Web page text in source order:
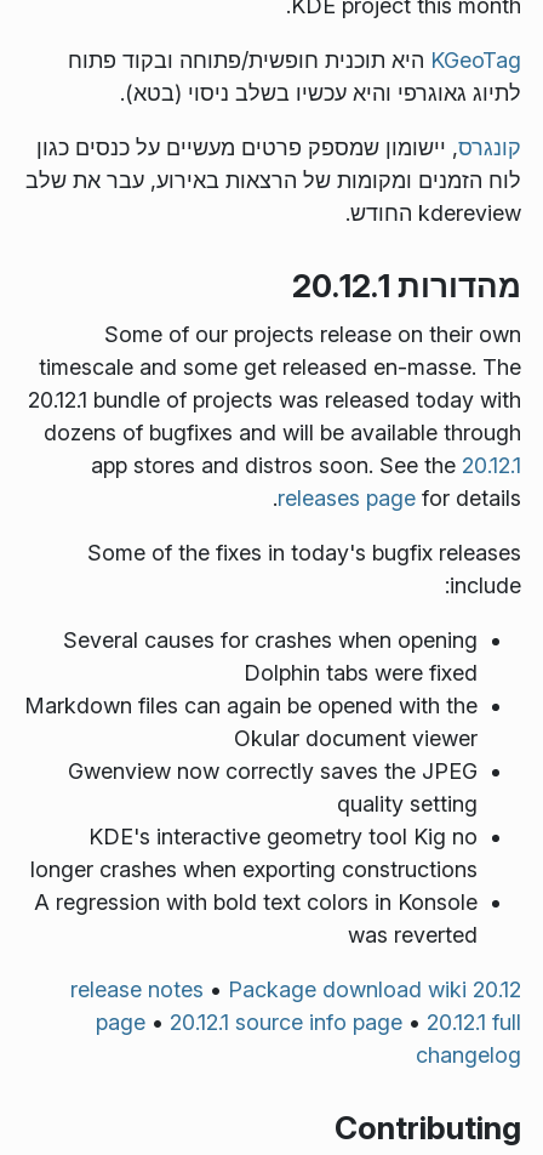
KDE project this month.
KGeoTag היא תוכנית חופשית/פתוחה ובקוד פתוח
לתיוג גאוגרפי והיא עכשיו בשלב ניסוי (בטא).
קונגרס, יישומון שמספק פרטים מעשיים על כנסים כגון
לוח הזמנים ומקומות של הרצאות באירוע, עבר את שלב
kdereview החודש.
מהדורות 20.12.1
Some of our projects release on their own
timescale and some get released en-masse. The
20.12.1 bundle of projects was released today with
dozens of bugfixes and will be available through
app stores and distros soon. See the 20.12.1
releases page for details.
Some of the fixes in today's bugfix releases
include:
Several causes for crashes when opening
Dolphin tabs were fixed
Markdown files can again be opened with the
Okular document viewer
Gwenview now correctly saves the JPEG
quality setting
KDE's interactive geometry tool Kig no
longer crashes when exporting constructions
A regression with bold text colors in Konsole
was reverted
20.12 release notes
• Package download wiki
page • 20.12.1 source info page • 20.12.1 full
changelog
Contributing